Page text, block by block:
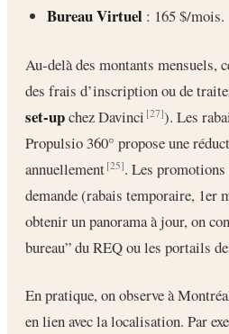
Bureau Virtuel : 165 $/mois.
Au-delà des montants mensuels,
des frais d’inscription ou de
set-upchez Davinci[27]). Les
Propulsio 360° propose une
annuellement[25]. Les
demande (rabais temporaire, 1er
obtenir un panorama à jour, on
bureau” du REQ ou les portails
En pratique, on observe à
en lien avec la localisation. Par